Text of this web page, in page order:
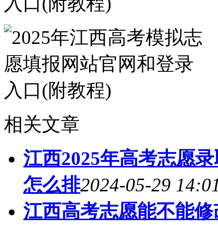
相关文章
江西2025年高考志愿
怎么排2024-05-29
江西高考志愿能不能